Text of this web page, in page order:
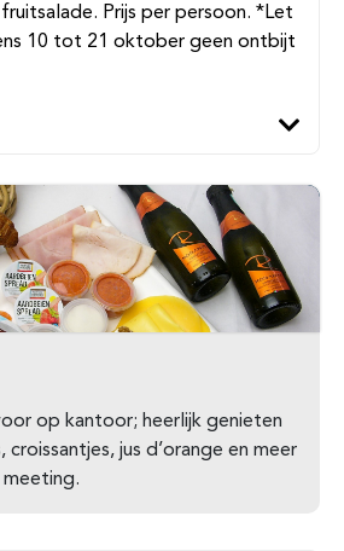
Prijs per persoon. *Let
10 tot 21 oktober geen ontbijt
op kantoor; heerlijk genieten
croissantjes, jus d’orange en meer